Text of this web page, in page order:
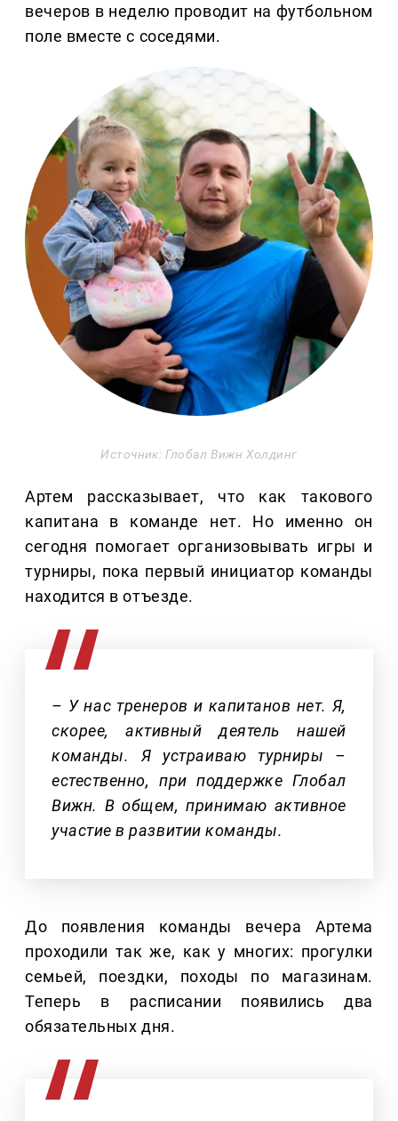
вечеров в неделю проводит на футбольном
поле вместе с соседями.
Источник: Глобал Вижн Холдинг
Артем рассказывает, что как такового
капитана в команде нет. Но именно он
сегодня помогает организовывать игры и
турниры, пока первый инициатор команды
находится в отъезде.
– У нас тренеров и капитанов нет. Я,
скорее, активный деятель нашей
команды. Я устраиваю турниры –
естественно, при поддержке Глобал
Вижн. В общем, принимаю активное
участие в развитии команды.
До появления команды вечера Артема
проходили так же, как у многих: прогулки
семьей, поездки, походы по магазинам.
Теперь в расписании появились два
обязательных дня.